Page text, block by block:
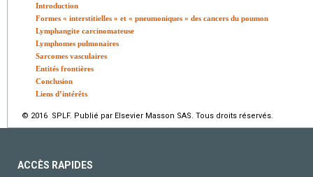
Introduction
Formes « interstitielles » et « pneumoniques » des cancers du poumon
Lymphangite carcinomateuse
Lymphomes pulmonaires
Sarcomes vasculaires
Entités frontières
Conclusion
Liens d’intérêts
© 2016 SPLF. Publié par Elsevier Masson SAS. Tous droits réservés.
ACCÈS RAPIDES